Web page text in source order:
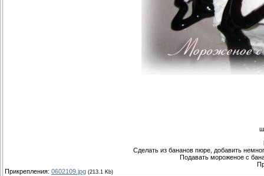
Сделать из бананов пюре, добавить
Подавать мороженое с
Прикрепления: 0602109.jpg (213.1 Kb)